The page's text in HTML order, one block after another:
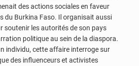
des actions sociales en faveur
du Burkina Faso. Il organisait aussi
soutenir les autorités de son pays
politique au sein de la diaspora.
individu, cette affaire interroge sur
des influenceurs et activistes